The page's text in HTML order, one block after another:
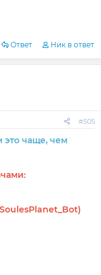
Ответ Ник в ответ
#505
чаще, чем